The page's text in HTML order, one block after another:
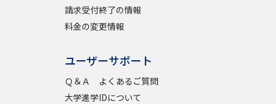
請求受付終了の情報
料金の変更情報
ユーザーサポート
Ｑ＆Ａ よくあるご質問
大学進学IDについて